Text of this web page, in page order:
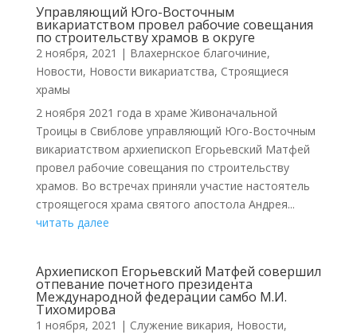
Управляющий Юго-Восточным
викариатством провел рабочие совещания
по строительству храмов в округе
2 ноября, 2021 | Влахернское благочиние,
Новости, Новости викариатства, Строящиеся
храмы
2 ноября 2021 года в храме Живоначальной
Троицы в Свиблове управляющий Юго-Восточным
викариатством архиепископ Егорьевский Матфей
провел рабочие совещания по строительству
храмов. Во встречах приняли участие настоятель
строящегося храма святого апостола Андрея...
читать далее
Архиепископ Егорьевский Матфей совершил
отпевание почетного президента
Международной федерации самбо М.И.
Тихомирова
1 ноября, 2021 | Cлужение викария, Новости,